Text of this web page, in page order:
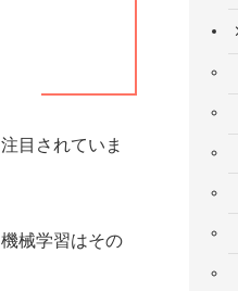
目されていま
械学習はその